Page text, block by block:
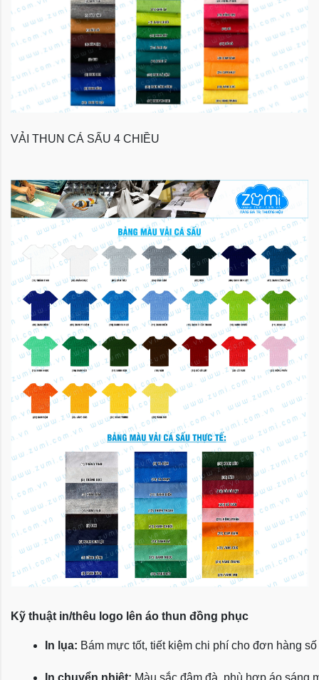
VẢI THUN CÁ SẤU 4 CHIỀU
Kỹ thuật in/thêu logo lên áo thun đồng phục
In lụa: Bám mực tốt, tiết kiệm chi phí cho đơn hàng
In chuyển nhiệt: Màu sắc đậm đà, phù hợp áo sáng